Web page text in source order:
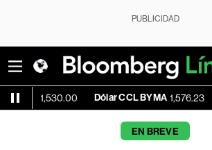
PUBLICIDAD
Dólar CCL BYMA 1,576.23 BTC/
EN BREVE